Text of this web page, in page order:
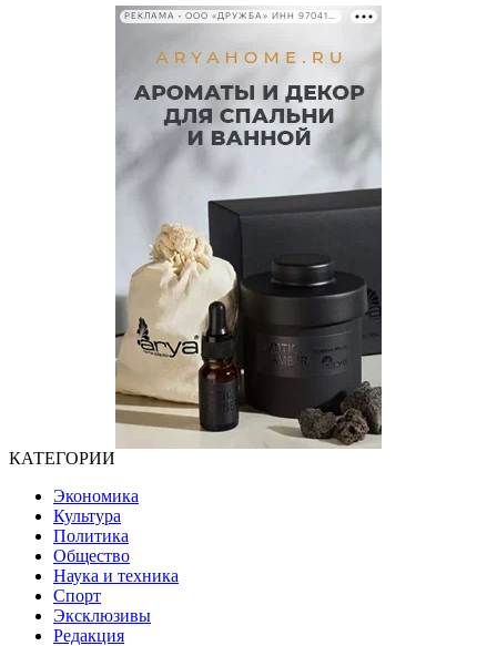
РЕКЛАМА • ООО «ДРУЖБА» ИНН 9704146411
КАТЕГОРИИ
Экономика
Культура
Политика
Общество
Наука и техника
Спорт
Эксклюзивы
Редакция